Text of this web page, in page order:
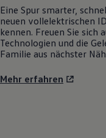
Eine Spur smarter,
neuen vollelektrischen
kennen. Freuen Sie sich
Technologien und die
Familie aus nächster
Mehr erfahren